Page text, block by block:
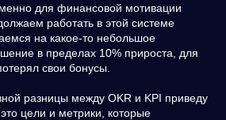
для финансовой мотивации
работать в этой системе
на какое-то небольшое
в пределах 10% прироста, для
свои бонусы.
разницы между OKR и KPI приведу
цели и метрики, которые